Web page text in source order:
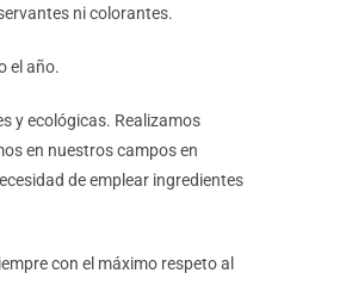
ni colorantes.
el año.
y ecológicas. Realizamos
en nuestros campos en
de emplear ingredientes
con el máximo respeto al